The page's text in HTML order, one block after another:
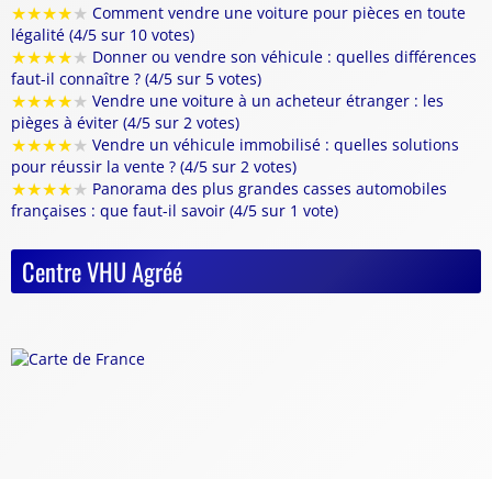
★★★★★ Comment vendre une voiture pour pièces en toute
légalité (4/5 sur 10 votes)
★★★★★ Donner ou vendre son véhicule : quelles différences
faut-il connaître ? (4/5 sur 5 votes)
★★★★★ Vendre une voiture à un acheteur étranger : les
pièges à éviter (4/5 sur 2 votes)
★★★★★ Vendre un véhicule immobilisé : quelles solutions
pour réussir la vente ? (4/5 sur 2 votes)
★★★★★ Panorama des plus grandes casses automobiles
françaises : que faut-il savoir (4/5 sur 1 vote)
Centre VHU Agréé